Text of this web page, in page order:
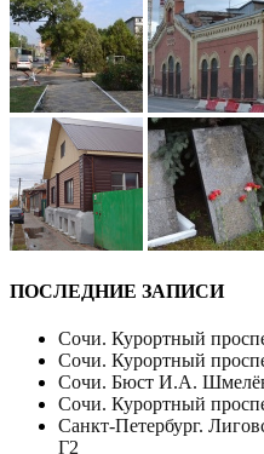
ПОСЛЕДНИЕ ЗАПИСИ
Сочи. Курортный
Сочи. Курортный
Сочи. Бюст И.А.
Сочи. Курортный
Санкт-Петербург.
Г2